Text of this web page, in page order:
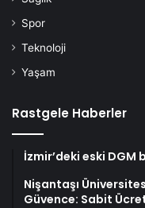
Spor
Teknoloji
Yaşam
Rastgele Haberler
İzmir’deki eski
Nişantaşı
Güvence: Sabit